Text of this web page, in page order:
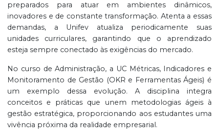
preparados para atuar em ambientes dinâmicos,
inovadores e de constante transformação. Atenta a essas
demandas, a Unifev atualiza periodicamente suas
unidades curriculares, garantindo que o aprendizado
esteja sempre conectado às exigências do mercado.
No curso de Administração, a UC Métricas, Indicadores e
Monitoramento de Gestão (OKR e Ferramentas Ágeis) é
um exemplo dessa evolução. A disciplina integra
conceitos e práticas que unem metodologias ágeis à
gestão estratégica, proporcionando aos estudantes uma
vivência próxima da realidade empresarial.